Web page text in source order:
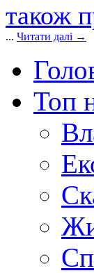
також
... Читати далі →
Топ